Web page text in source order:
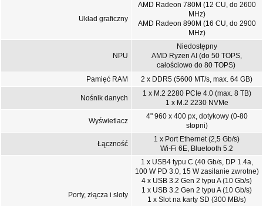
Układ graficzny
AMD Radeon 780M (12 CU, do 2600
MHz)
AMD Radeon 890M (16 CU, do 2900
MHz)
NPU
Niedostępny
AMD Ryzen AI (do 50 TOPS,
całościowo do 80 TOPS)
Pamięć RAM
2 x DDR5 (5600 MT/s, max. 64 GB)
Nośnik danych
1 x M.2 2280 PCIe 4.0 (max. 8 TB)
1 x M.2 2230 NVMe
Wyświetlacz
4" 960 x 400 px, dotykowy (0-80
stopni)
Łączność
1 x Port Ethernet (2,5 Gb/s)
Wi-Fi 6E, Bluetooth 5.2
Porty, złącza i sloty
1 x USB4 typu C (40 Gb/s, DP 1.4a,
100 W PD 3.0, 15 W zasilanie zwrotne)
4 x USB 3.2 Gen 2 typu A (10 Gb/s)
1 x USB 3.2 Gen 2 typu A (10 Gb/s)
1 x Slot na karty SD (300 MB/s)